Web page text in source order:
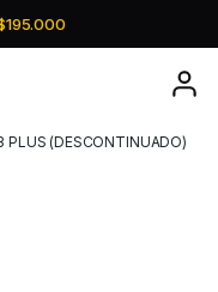
PLUS (DESCONTINUADO)